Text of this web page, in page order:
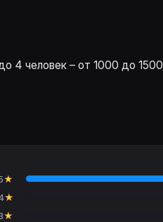
человек – от 1000 до 1500
★
★
★